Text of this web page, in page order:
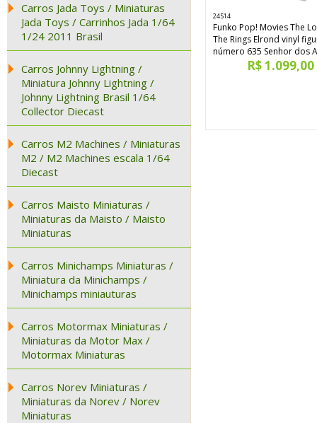
Carros Jada Toys / Miniaturas
Jada Toys / Carrinhos Jada 1/64
1/24 2011 Brasil
Carros Johnny Lightning /
Miniatura Johnny Lightning /
Johnny Lightning Brasil 1/64
Collector Diecast
Carros M2 Machines / Miniaturas
M2 / M2 Machines escala 1/64
Diecast
Carros Maisto Miniaturas /
Miniaturas da Maisto / Maisto
Miniaturas
Carros Minichamps Miniaturas /
Miniatura da Minichamps /
Minichamps miniauturas
Carros Motormax Miniaturas /
Miniaturas da Motor Max /
Motormax Miniaturas
Carros Norev Miniaturas /
Miniaturas da Norev / Norev
Miniaturas
24514
Funko Pop! Movies The
The Rings Elrond vinyl
número 635 Senhor dos
R$ 1.099,00